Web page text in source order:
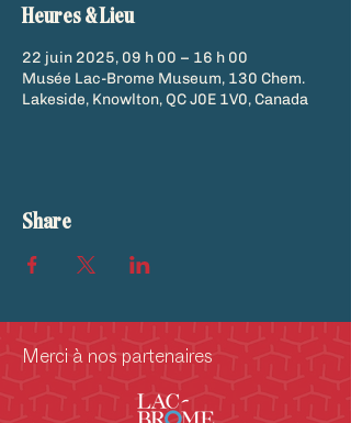
Heures & Lieu
22 juin 2025, 09 h 00 – 16 h 00
Musée Lac-Brome Museum, 130 Chem.
Lakeside, Knowlton, QC J0E 1V0, Canada
Share
Merci à nos partenaires